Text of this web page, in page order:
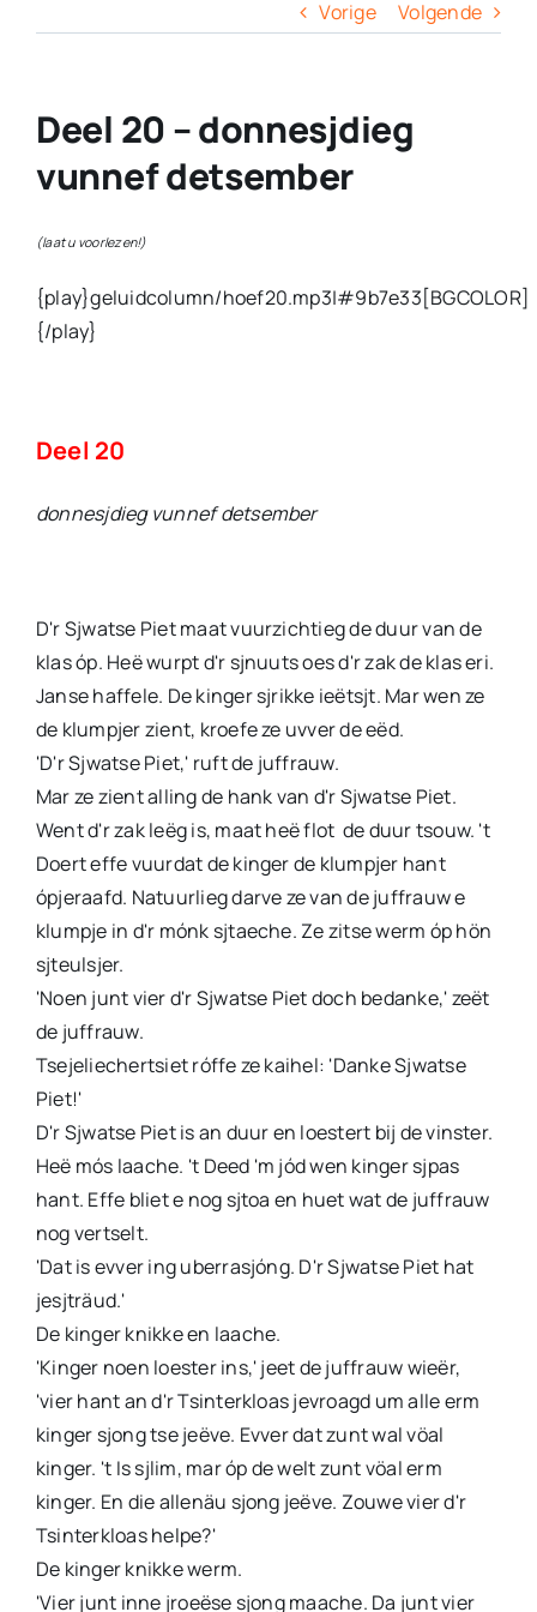
Contact
Vorige Volgende
Deel 20 – donnesjdieg
vunnef detsember
(laat u voorlezen!)
{play}geluidcolumn/hoef20.mp3|#9b7e33[BGCOLOR]
{/play}
Deel 20
donnesjdieg vunnef detsember
D'r Sjwatse Piet maat vuurzichtieg de duur van de
klas óp. Heë wurpt d'r sjnuuts oes d'r zak de klas eri.
Janse haffele. De kinger sjrikke ieëtsjt. Mar wen ze
de klumpjer zient, kroefe ze uvver de eëd.
'D'r Sjwatse Piet,' ruft de juffrauw.
Mar ze zient alling de hank van d'r Sjwatse Piet.
Went d'r zak leëg is, maat heë flot de duur tsouw. 't
Doert effe vuurdat de kinger de klumpjer hant
ópjeraafd. Natuurlieg darve ze van de juffrauw e
klumpje in d'r mónk sjtaeche. Ze zitse werm óp hön
sjteulsjer.
'Noen junt vier d'r Sjwatse Piet doch bedanke,' zeët
de juffrauw.
Tsejeliechertsiet róffe ze kaihel: 'Danke Sjwatse
Piet!'
D'r Sjwatse Piet is an duur en loestert bij de vinster.
Heë mós laache. 't Deed 'm jód wen kinger sjpas
hant. Effe bliet e nog sjtoa en huet wat de juffrauw
nog vertselt.
'Dat is evver ing uberrasjóng. D'r Sjwatse Piet hat
jesjträud.'
De kinger knikke en laache.
'Kinger noen loester ins,' jeet de juffrauw wieër,
'vier hant an d'r Tsinterkloas jevroagd um alle erm
kinger sjong tse jeëve. Evver dat zunt wal vöal
kinger. 't Is sjlim, mar óp de welt zunt vöal erm
kinger. En die allenäu sjong jeëve. Zouwe vier d'r
Tsinterkloas helpe?'
De kinger knikke werm.
'Vier junt inne jroeëse sjong maache. Da junt vier